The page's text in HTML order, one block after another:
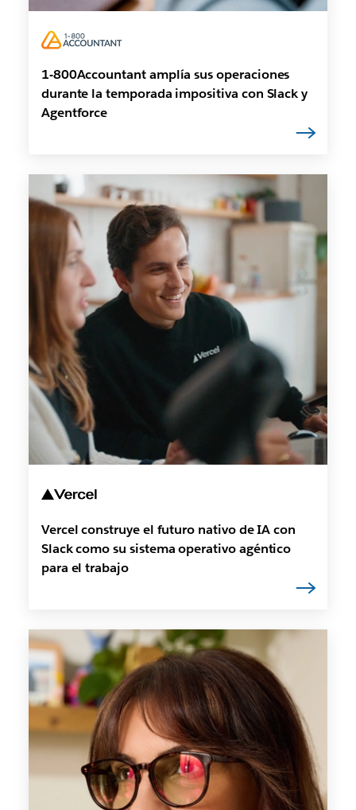
1-800Accountant amplía sus operaciones
durante la temporada impositiva con Slack y
Agentforce
Vercel construye el futuro nativo de IA con
Slack como su sistema operativo agéntico
para el trabajo